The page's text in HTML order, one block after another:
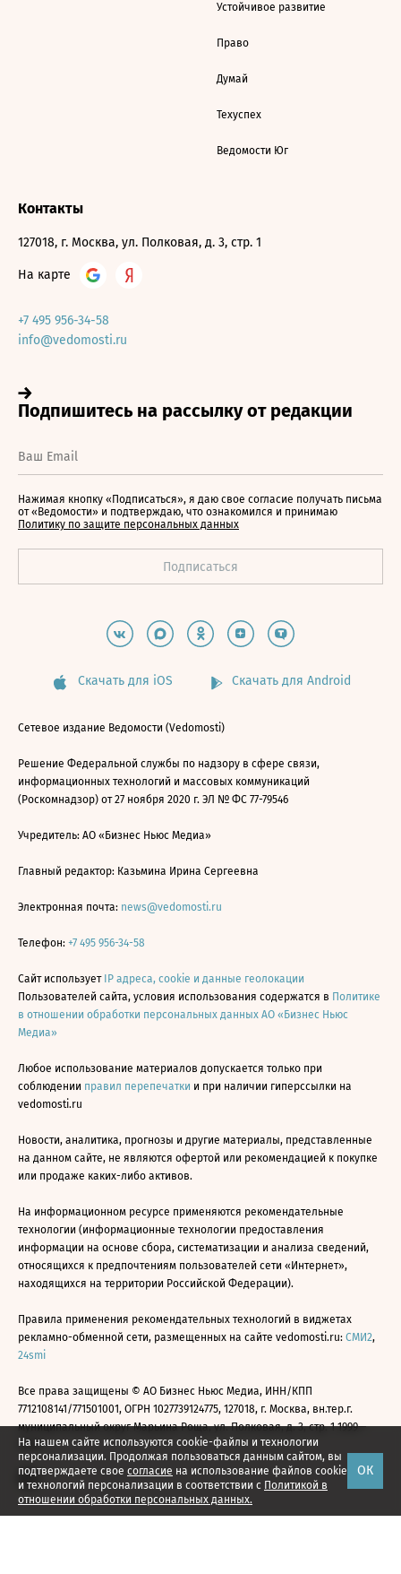
На нашем сайте используются cookie-файлы и технологии
персонализации. Продолжая пользоваться данным сайтом, вы
подтверждаете свое согласие на использование файлов cookie
и технологий персонализации в соответствии с Политикой в
отношении обработки персональных данных.
ОК
Устойчивое развитие
Право
Думай
Техуспех
Ведомости Юг
Контакты
127018, г. Москва, ул. Полковая, д. 3, стр. 1
На карте
+7 495 956-34-58
info@vedomosti.ru
Нажимая кнопку «Подписаться», я даю свое согласие получать письма
от «Ведомости» и подтверждаю, что ознакомился и принимаю
Политику по защите персональных данных
Скачать для iOS Скачать для Android
Сетевое издание Ведомости (Vedomosti)
Решение Федеральной службы по надзору в сфере связи,
информационных технологий и массовых коммуникаций
(Роскомнадзор) от 27 ноября 2020 г. ЭЛ № ФС 77-79546
Учредитель: АО «Бизнес Ньюс Медиа»
Главный редактор: Казьмина Ирина Сергеевна
Электронная почта: news@vedomosti.ru
Телефон: +7 495 956-34-58
Сайт использует IP адреса, cookie и данные геолокации
Пользователей сайта, условия использования содержатся в Политике
в отношении обработки персональных данных АО «Бизнес Ньюс
Медиа»
Любое использование материалов допускается только при
соблюдении правил перепечатки и при наличии гиперссылки на
vedomosti.ru
Новости, аналитика, прогнозы и другие материалы, представленные
на данном сайте, не являются офертой или рекомендацией к покупке
или продаже каких-либо активов.
На информационном ресурсе применяются рекомендательные
технологии (информационные технологии предоставления
информации на основе сбора, систематизации и анализа сведений,
относящихся к предпочтениям пользователей сети «Интернет»,
находящихся на территории Российской Федерации).
Правила применения рекомендательных технологий в виджетах
рекламно-обменной сети, размещенных на сайте vedomosti.ru: СМИ2,
24smi
Все права защищены © АО Бизнес Ньюс Медиа, ИНН/КПП
7712108141/771501001, ОГРН 1027739124775, 127018, г. Москва, вн.тер.г.
муниципальный округ Марьина Роща, ул. Полковая, д. 3, стр. 1 1999—
2026